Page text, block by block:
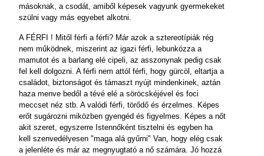
másoknak, a csodát, amiből képesek vagyunk gyermekeket
szülni vagy más egyebet alkotni.
A FÉRFI ! Mitől férfi a férfi? Már azok a sztereotípiák rég
nem működnek, miszerint az igazi férfi, lebunkózza a
mamutot és a barlang elé cipeli, az asszonynak pedig csak
fel kell dolgozni. A férfi nem attól férfi, hogy gürcöl, eltartja a
családot, biztonságot és támaszt nyújt mindenkinek, aztán
haza menve bedől a tévé elé a söröcskéjével és foci
meccset néz stb. A valódi férfi, törődő és érzelmes. Képes
erőt sugározni miközben gyengéd és figyelmes. Képes a nőt
akit szeret, egyszerre Istennőként tisztelni és egyben ha
kell szenvedélyesen "maga alá gyűrni" Van, hogy elég csak
a jelenléte és már az megnyugtató a nő számára. Jó hozzá